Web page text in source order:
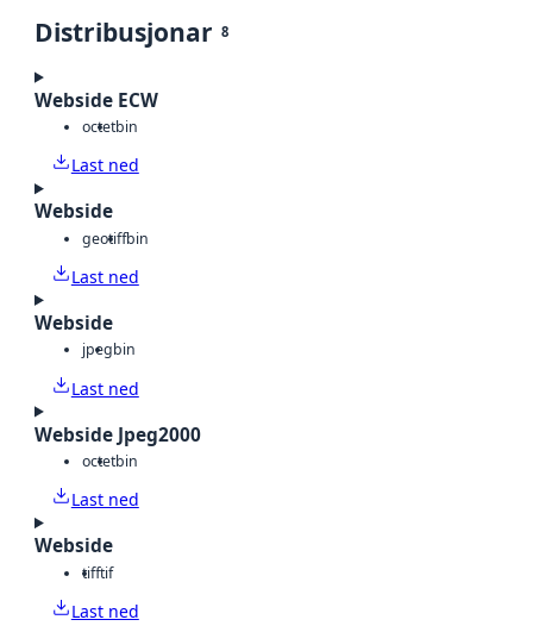
Distribusjonar 8
Webside ECW
octetbin
Last ned
Webside
geotiffbin
Last ned
Webside
jpegbin
Last ned
Webside Jpeg2000
octetbin
Last ned
Webside
tifftif
Last ned